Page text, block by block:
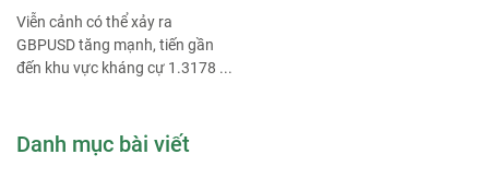
Viễn cảnh có thể xảy ra
GBPUSD tăng mạnh, tiến gần
đến khu vực kháng cự 1.3178 ...
Danh mục bài viết